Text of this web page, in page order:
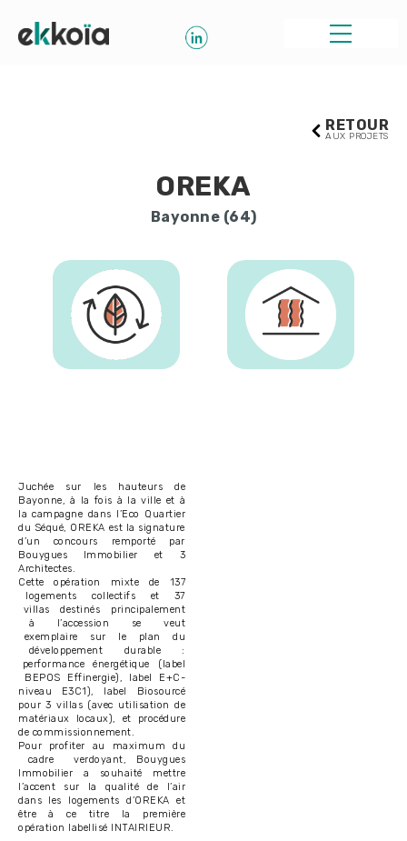
RETOUR
AUX PROJETS
OREKA
Bayonne (64)
Juchée sur les hauteurs de
Bayonne, à la fois à la ville et à
la campagne dans l’Eco Quartier
du Séqué, OREKA est la signature
d’un concours remporté par
Bouygues Immobilier et 3
Architectes.
Cette opération mixte de 137
logements collectifs et 37
villas destinés principalement
à l’accession se veut
exemplaire sur le plan du
développement durable :
performance énergétique (label
BEPOS Effinergie), label E+C-
niveau E3C1), label Biosourcé
pour 3 villas (avec utilisation de
matériaux locaux), et procédure
de commissionnement.
Pour profiter au maximum du
cadre verdoyant, Bouygues
Immobilier a souhaité mettre
l’accent sur la qualité de l’air
dans les logements d’OREKA et
être à ce titre la première
opération labellisé INTAIRIEUR.